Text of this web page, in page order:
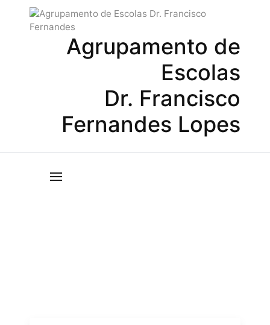
Agrupamento de
Escolas
Dr. Francisco
Fernandes Lopes